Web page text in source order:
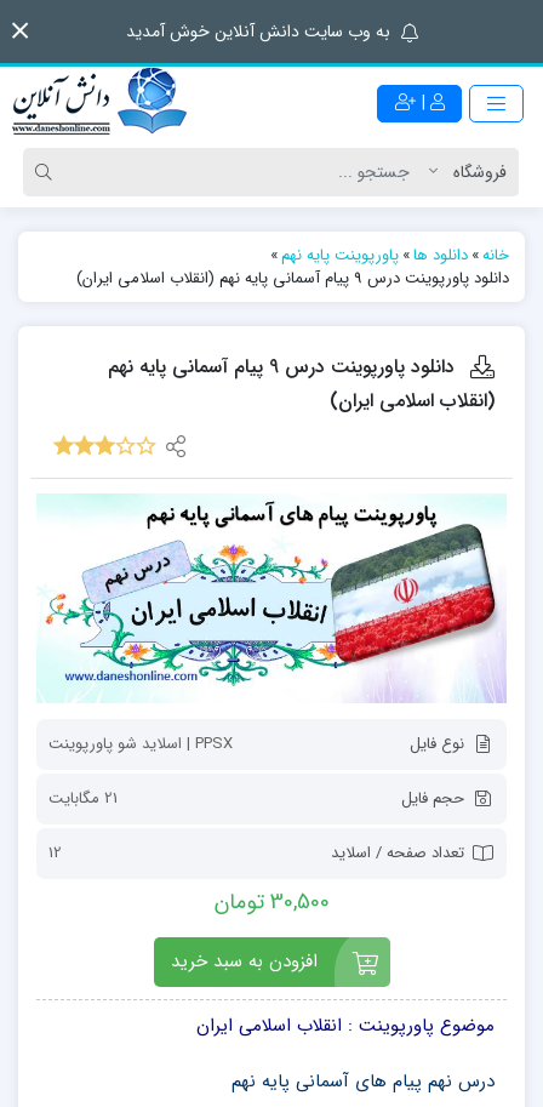
به وب سایت دانش آنلاین خوش آمدید
|
خانه»دانلود ها»پاورپوینت پایه نهم»
دانلود پاورپوینت درس 9 پیام آسمانی پایه نهم (انقلاب اسلامی ایران)
دانلود پاورپوینت درس 9 پیام آسمانی پایه نهم
(انقلاب اسلامی ایران)
نوع فایل PPSX | اسلاید شو پاورپوینت
حجم فایل 21 مگابایت
تعداد صفحه / اسلاید 12
30,500 تومان
افزودن به سبد خرید
موضوع پاورپوینت : انقلاب اسلامی ایران
درس نهم پیام های آسمانی پایه نهم